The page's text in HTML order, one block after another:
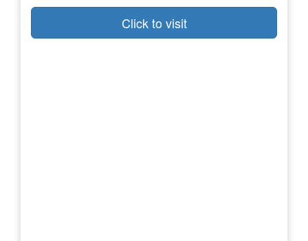
Click to visit